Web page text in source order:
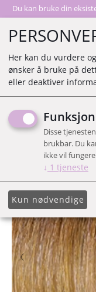
Du kan bruke din
30 CLIP-
Her kan du vurdere
ønsker å bruke på
eller deaktiver
Disse
brukbar. Du
ikke vil
↓ 1 tjeneste
Kun nødvendige